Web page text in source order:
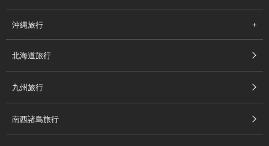
沖縄旅行
北海道旅行
九州旅行
南西諸島旅行